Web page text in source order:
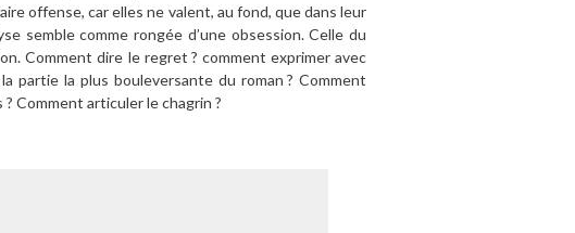
offense, car elles ne valent, au fond, que dans leur
semble comme rongée d’une obsession. Celle du
Comment dire le regret ? comment exprimer avec
partie la plus bouleversante du roman ? Comment
Comment articuler le chagrin ?